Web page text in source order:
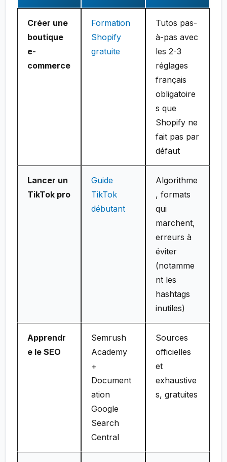
Créer une
boutique
e-
commerce
Formation
Shopify
gratuite
Tutos pas-
à-pas avec
les 2-3
réglages
français
obligatoire
s que
Shopify ne
fait pas par
défaut
Lancer un
TikTok pro
Guide
TikTok
débutant
Algorithme
, formats
qui
marchent,
erreurs à
éviter
(notamme
nt les
hashtags
inutiles)
Apprendr
e le SEO
Semrush
Academy
+
Document
ation
Google
Search
Central
Sources
officielles
et
exhaustive
s, gratuites